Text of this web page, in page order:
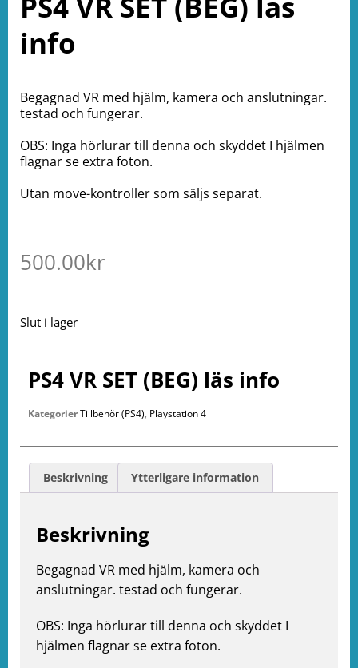
info
Begagnad VR med hjälm, kamera och anslutningar.
testad och fungerar.
OBS: Inga hörlurar till denna och skyddet I hjälmen
flagnar se extra foton.
Utan move-kontroller som säljs separat.
500.00kr
Slut i lager
PS4 VR SET (BEG) läs info
KategorierTillbehör (PS4), Playstation 4
Beskrivning Ytterligare information
Beskrivning
Begagnad VR med hjälm, kamera och
anslutningar. testad och fungerar.
OBS: Inga hörlurar till denna och skyddet I
hjälmen flagnar se extra foton.